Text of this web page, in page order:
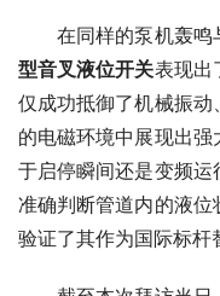
在同样的泵机轰鸣
型音叉液位开关表现出
仅成功抵御了机械振
的电磁环境中展现出
于启停瞬间还是变频运
准确判断管道内的液
验证了其作为国际标杆